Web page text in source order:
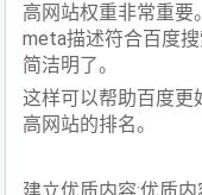
高网站权重非常重要
meta描述符合百度
简洁明了。
这样可以帮助百度更
高网站的排名。